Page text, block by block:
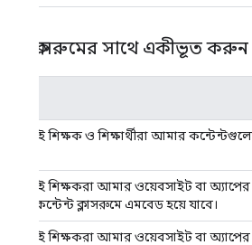
গুগল ক্লাসরুমের সাথে একীভূত করুন
আমি চাই শিক্ষক ও শিক্ষার্থীরা আমার
আমি চাই শিক্ষকরা আমার ওয়েবসাইট বা
আমার কন্টেন্ট ক্লাসরুমে এমবেড হয়ে যাবে।
আমি চাই শিক্ষকরা আমার ওয়েবসাইট বা